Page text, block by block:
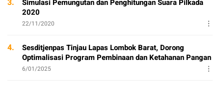
Simulasi Pemungutan dan Penghitungan Suara Pilkada
2020
22/11/2020
4.
Sesditjenpas Tinjau Lapas Lombok Barat, Dorong
Optimalisasi Program Pembinaan dan Ketahanan Pangan
6/01/2025